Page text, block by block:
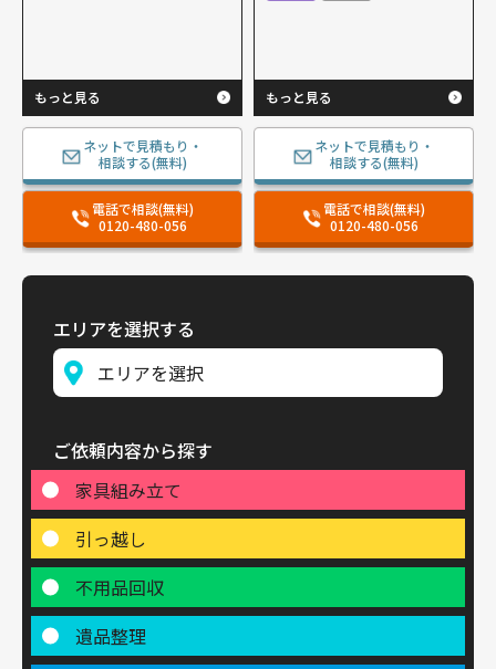
もっと見る
ネットで見積もり・
相談する(無料)
電話で相談(無料)
0120-480-056
もっと見る
ネットで見積もり・
相談する(無料)
電話で相談(無料)
0120-480-056
エリアを選択する
ご依頼内容から探す
家具組み立て
引っ越し
不用品回収
遺品整理